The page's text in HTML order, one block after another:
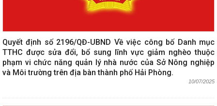
Quyết định số 2196/QĐ-UBND Về việc công bố Danh mục
TTHC được sửa đổi, bổ sung lĩnh vực giảm nghèo thuộc
phạm vi chức năng quản lý nhà nước của Sở Nông nghiệp
và Môi trường trên địa bàn thành phố Hải Phòng.
10/07/2025